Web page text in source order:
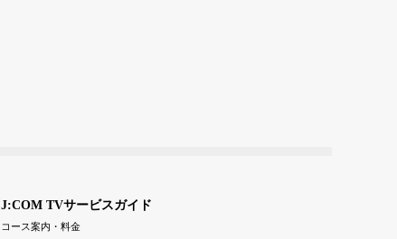
J:COM TVサービスガイド
コース案内・料金